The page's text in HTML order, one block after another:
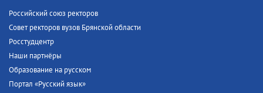
Российский союз ректоров
Совет ректоров вузов Брянской области
Росстудцентр
Наши партнёры
Образование на русском
Портал «Русский язык»